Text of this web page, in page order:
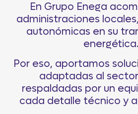
En Grupo Enega
administraciones
autonómicas en su
energética.
Por eso, aportamos
adaptadas al
respaldadas por un
cada detalle técnico y